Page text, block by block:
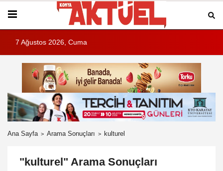
7 Ağustos 2026, Cuma
Ana Sayfa Arama Sonuçları kulturel
"kulturel" Arama Sonuçları